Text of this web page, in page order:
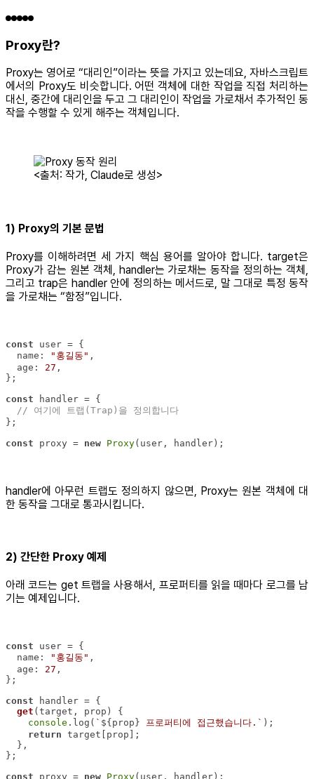
Proxy란?
Proxy는 영어로 “대리인”이라는 뜻을 가지고 있는데요, 자바스크립트
에서의 Proxy도 비슷합니다. 어떤 객체에 대한 작업을 직접 처리하는
대신, 중간에 대리인을 두고 그 대리인이 작업을 가로채서 추가적인 동
작을 수행할 수 있게 해주는 객체입니다.
<출처: 작가, Claude로 생성>
1) Proxy의 기본 문법
Proxy를 이해하려면 세 가지 핵심 용어를 알아야 합니다. target은
Proxy가 감는 원본 객체, handler는 가로채는 동작을 정의하는 객체,
그리고 trap은 handler 안에 정의하는 메서드로, 말 그대로 특정 동작
을 가로채는 “함정”입니다.
const
name : "홍길동"
age : 27
const
// 여기에 트랩(Trap)을 정의합니다
const proxy = new Proxy(user, handler);
handler에 아무런 트랩도 정의하지 않으면, Proxy는 원본 객체에 대
한 동작을 그대로 통과시킵니다.
2) 간단한 Proxy 예제
아래 코드는 get 트랩을 사용해서, 프로퍼티를 읽을 때마다 로그를 남
기는 예제입니다.
const
name : "홍길동"
age : 27
const
get ( target, prop )
console .log( ` ${prop} 프로퍼티에 접근했습니다.`
return
const proxy = new Proxy